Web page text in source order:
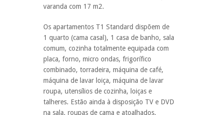
varanda com 17 m2.
Os apartamentos T1 Standard dispõem de
1 quarto (cama casal), 1 casa de banho, sala
comum, cozinha totalmente equipada com
placa, forno, micro ondas, frigorífico
combinado, torradeira, máquina de café,
máquina de lavar loiça, máquina de lavar
roupa, utensílios de cozinha, loiças e
talheres. Estão ainda à disposição TV e DVD
na sala, roupas de cama e atoalhados.